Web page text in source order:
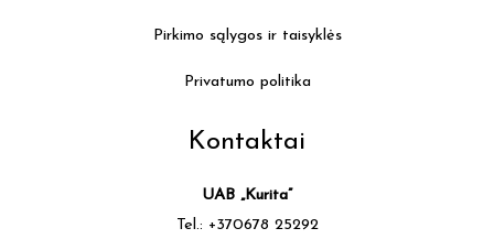
Pirkimo sąlygos ir taisyklės
Privatumo politika
Kontaktai
UAB „Kurita”
Tel.: +370678 25292